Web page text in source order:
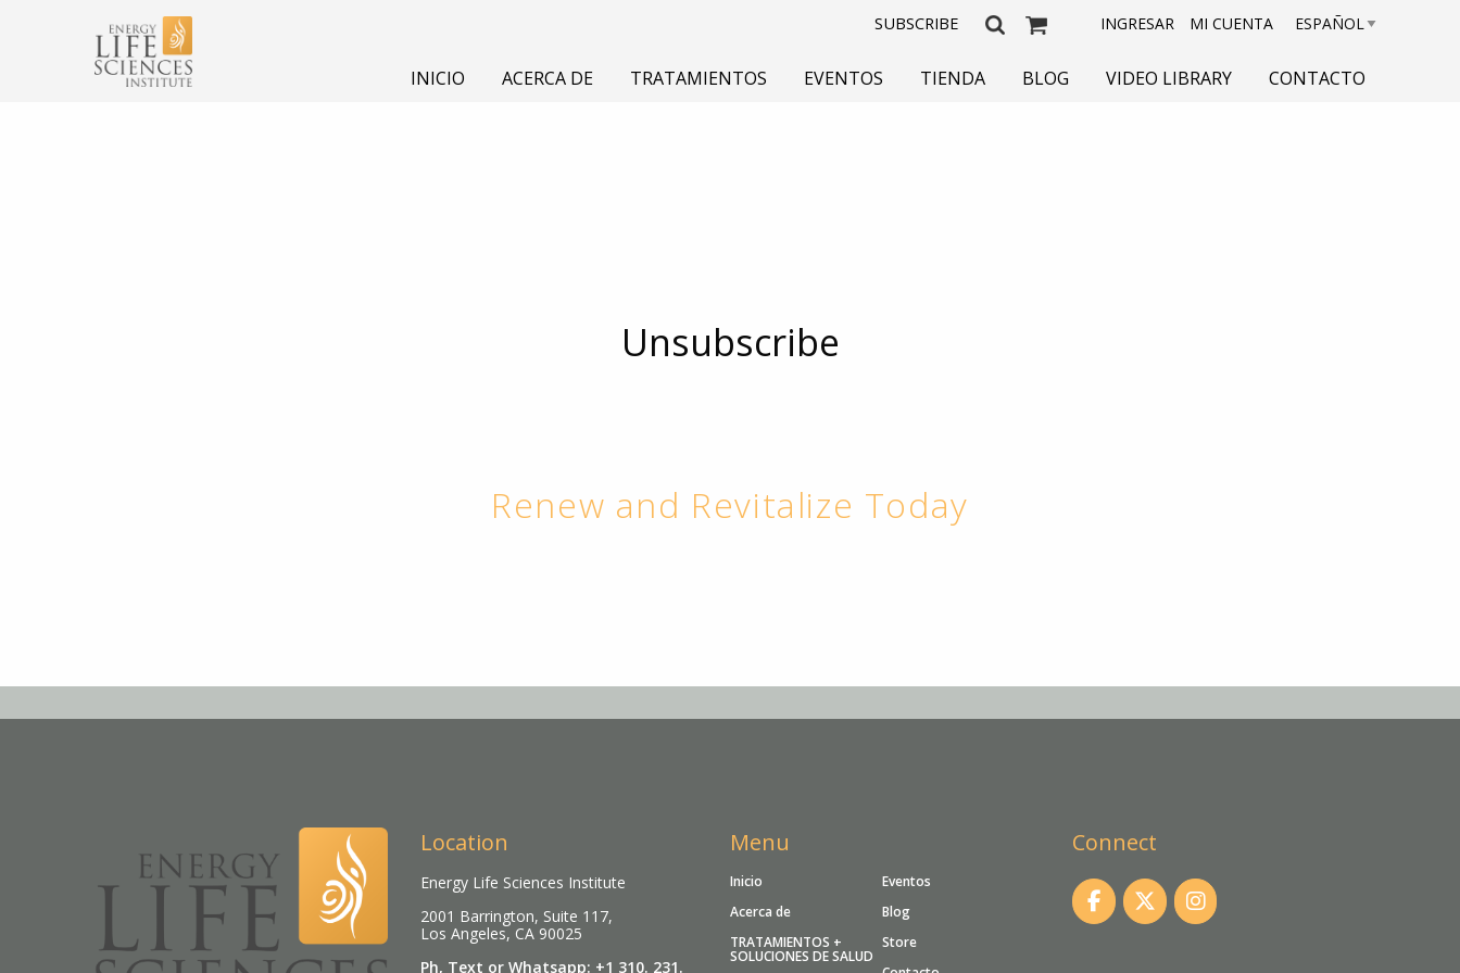
SUBSCRIBE INGRESAR MI CUENTA
INICIO ACERCA DE TRATAMIENTOS EVENTOS TIENDA BLOG VIDEO LIBRARY CONTACTO
Unsubscribe
Renew and Revitalize Today
Location
Energy Life Sciences Institute
2001 Barrington, Suite 117,
Los Angeles, CA 90025
Ph, Text or Whatsapp: +1 310. 231.
Menu
Inicio
Eventos
Acerca de
Blog
TRATAMIENTOS +
SOLUCIONES DE SALUD
Store
Connect